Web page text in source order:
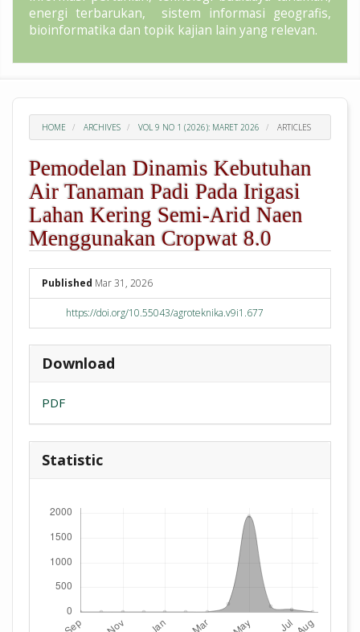
energi terbarukan, sistem informasi geografis,
bioinformatika dan topik kajian lain yang relevan.
HOME ARCHIVES VOL 9 NO 1 (2026): MARET 2026 ARTICLES
Pemodelan Dinamis Kebutuhan
Air Tanaman Padi Pada Irigasi
Lahan Kering Semi-Arid Naen
Menggunakan Cropwat 8.0
Published Mar 31, 2026
https://doi.org/10.55043/agroteknika.v9i1.677
Download
PDF
Statistic